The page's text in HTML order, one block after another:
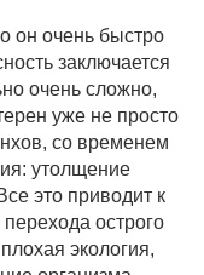
он очень быстро
заключается
очень сложно,
уже не просто
со временем
утолщение
это приводит к
острого
экология,